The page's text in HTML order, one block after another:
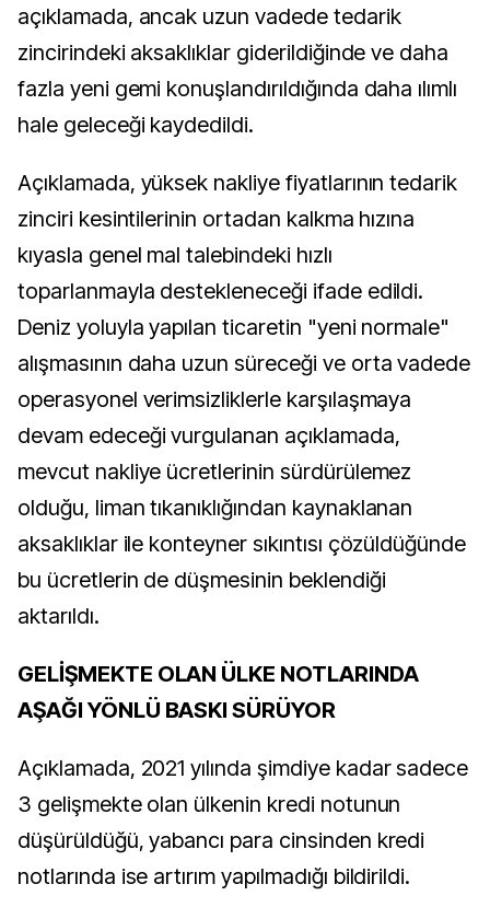
açıklamada, ancak uzun vadede tedarik
zincirindeki aksaklıklar giderildiğinde ve daha
fazla yeni gemi konuşlandırıldığında daha ılımlı
hale geleceği kaydedildi.
Açıklamada, yüksek nakliye fiyatlarının tedarik
zinciri kesintilerinin ortadan kalkma hızına
kıyasla genel mal talebindeki hızlı
toparlanmayla destekleneceği ifade edildi.
Deniz yoluyla yapılan ticaretin "yeni normale"
alışmasının daha uzun süreceği ve orta vadede
operasyonel verimsizliklerle karşılaşmaya
devam edeceği vurgulanan açıklamada,
mevcut nakliye ücretlerinin sürdürülemez
olduğu, liman tıkanıklığından kaynaklanan
aksaklıklar ile konteyner sıkıntısı çözüldüğünde
bu ücretlerin de düşmesinin beklendiği
aktarıldı.
GELİŞMEKTE OLAN ÜLKE NOTLARINDA
AŞAĞI YÖNLÜ BASKI SÜRÜYOR
Açıklamada, 2021 yılında şimdiye kadar sadece
3 gelişmekte olan ülkenin kredi notunun
düşürüldüğü, yabancı para cinsinden kredi
notlarında ise artırım yapılmadığı bildirildi.